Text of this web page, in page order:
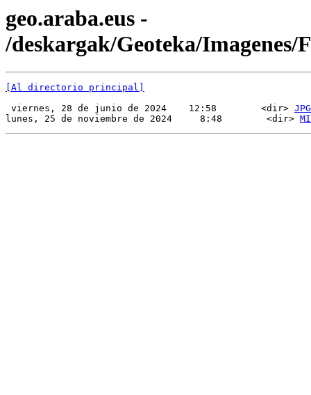
geo.araba.eus -
/deskargak/Geoteka/Imagenes/
[Al directorio principal]
viernes, 28 de junio de 2024    12:58        <dir> JPG
lunes, 25 de noviembre de 2024     8:48        <dir>